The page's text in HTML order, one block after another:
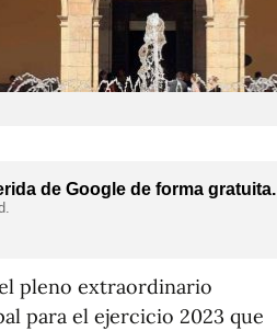
de Google de forma gratuita.
pleno extraordinario
para el ejercicio 2023 que